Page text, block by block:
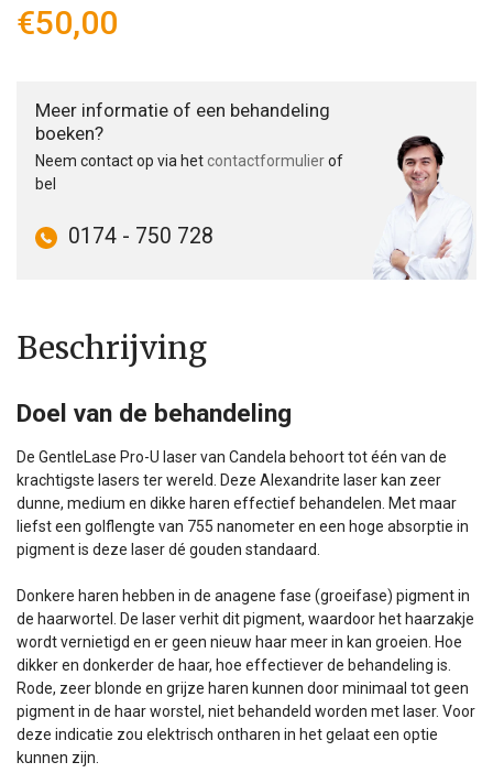
€50,00
Meer informatie of een behandeling
boeken?
Neem contact op via hetcontactformulierof
bel
0174 - 750 728
Beschrijving
Doel van de behandeling
De GentleLase Pro-U laser van Candela behoort tot één van de
krachtigste lasers ter wereld. Deze Alexandrite laser kan zeer
dunne, medium en dikke haren effectief behandelen. Met maar
liefst een golflengte van 755 nanometer en een hoge absorptie in
pigment is deze laser dé gouden standaard.
Donkere haren hebben in de anagene fase (groeifase) pigment in
de haarwortel. De laser verhit dit pigment, waardoor het haarzakje
wordt vernietigd en er geen nieuw haar meer in kan groeien. Hoe
dikker en donkerder de haar, hoe effectiever de behandeling is.
Rode, zeer blonde en grijze haren kunnen door minimaal tot geen
pigment in de haar worstel, niet behandeld worden met laser. Voor
deze indicatie zou elektrisch ontharen in het gelaat een optie
kunnen zijn.